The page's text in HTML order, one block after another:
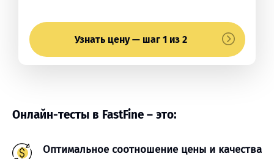
Узнать цену — шаг 1 из 2
Онлайн-тесты в FastFine – это:
Оптимальное соотношение цены и качества